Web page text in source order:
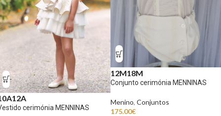
12M18M
Conjunto cerimónia MENNINAS
Menino, Conjuntos
175.00€
12A
cerimónia MENNINAS